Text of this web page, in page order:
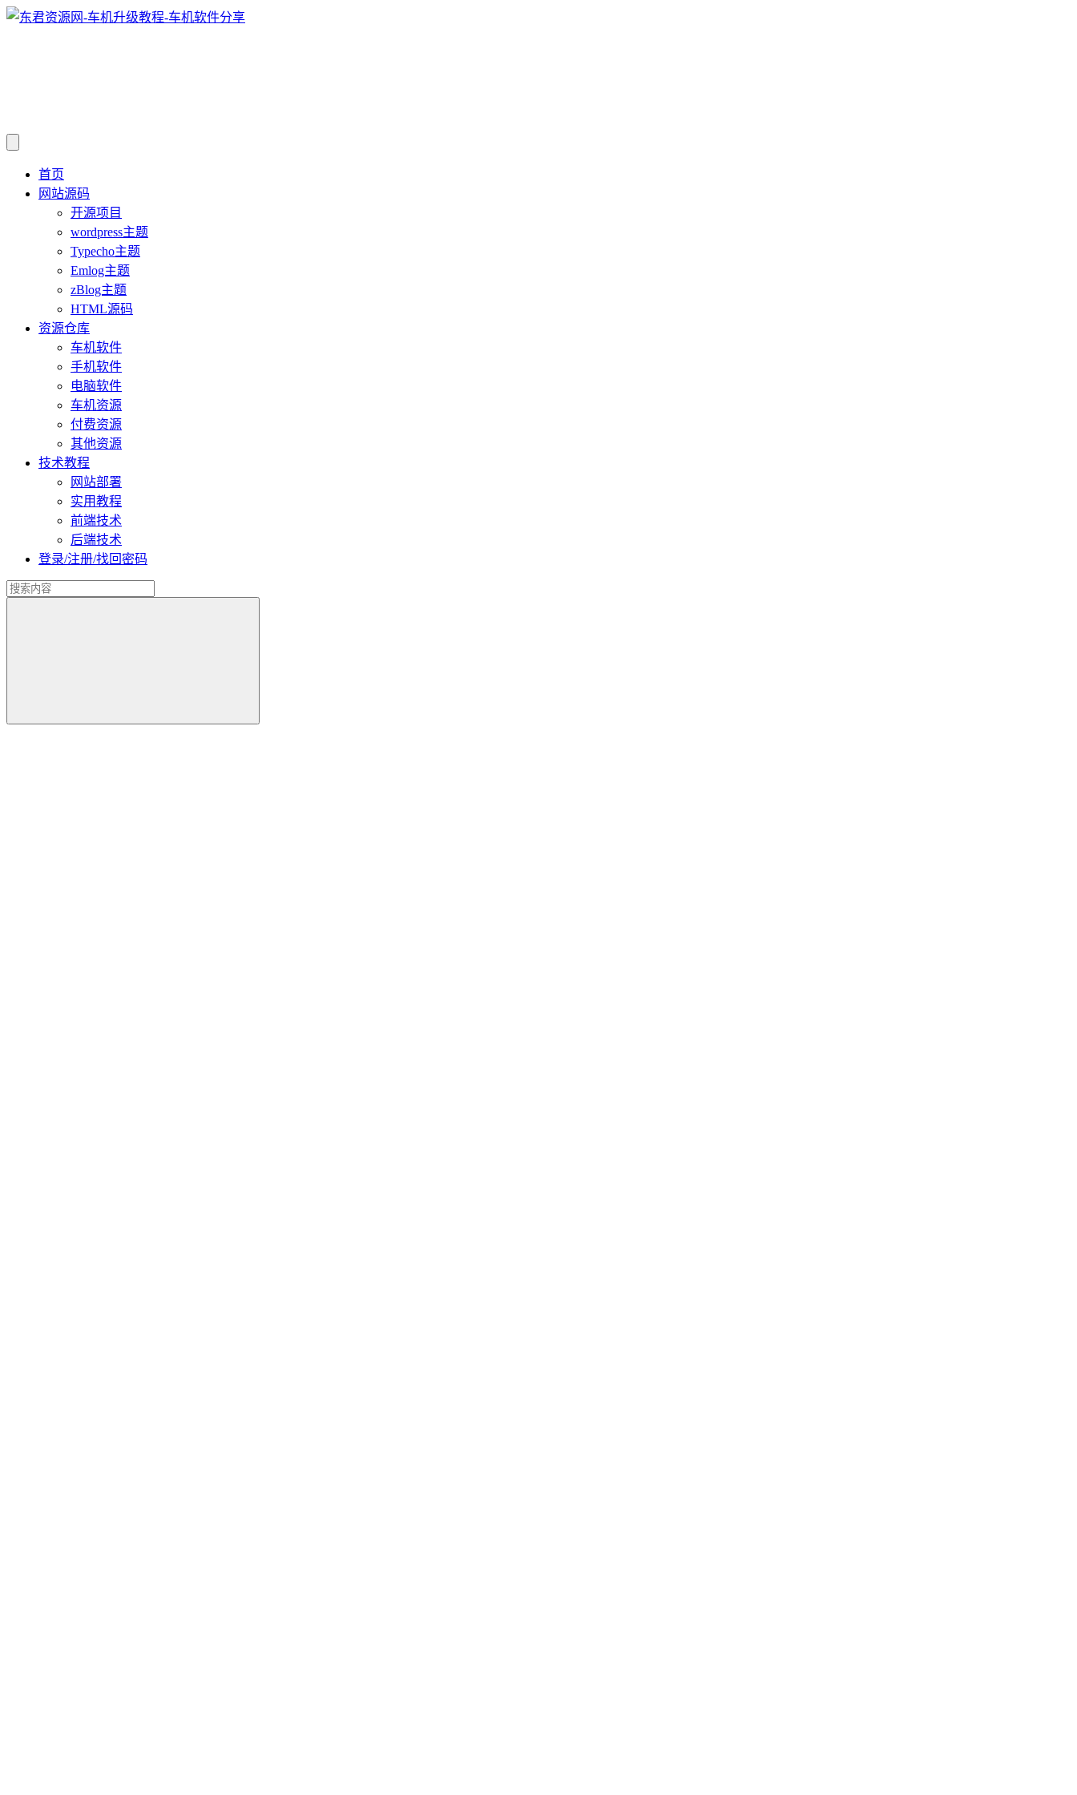
首页
网站源码
开源项目
wordpress主题
Typecho主题
Emlog主题
zBlog主题
HTML源码
资源仓库
车机软件
手机软件
电脑软件
车机资源
付费资源
其他资源
技术教程
网站部署
实用教程
前端技术
后端技术
登录/注册/找回密码